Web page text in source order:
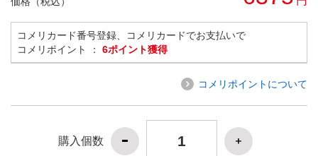
コメリカード番号登録、コメリカードでお支払いで
コメリポイント ： 6ポイント獲得
コメリポイントについて
購入個数